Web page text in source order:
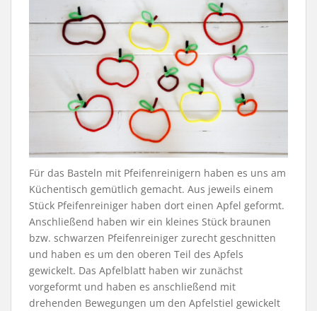
Für das Basteln mit Pfeifenreinigern haben es uns am
Küchentisch gemütlich gemacht. Aus jeweils einem
Stück Pfeifenreiniger haben dort einen Apfel geformt.
Anschließend haben wir ein kleines Stück braunen
bzw. schwarzen Pfeifenreiniger zurecht geschnitten
und haben es um den oberen Teil des Apfels
gewickelt. Das Apfelblatt haben wir zunächst
vorgeformt und haben es anschließend mit
drehenden Bewegungen um den Apfelstiel gewickelt